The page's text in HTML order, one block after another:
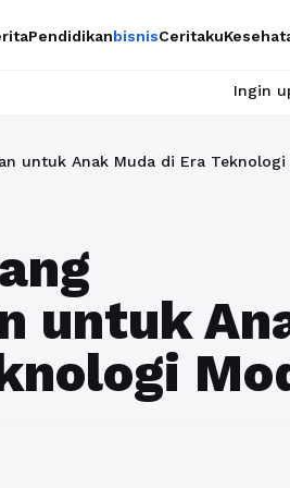
PendidikanbisnisCeritaku
Ingin upgrade skill tanpa
untuk Anak Muda di Era Teknologi
untuk